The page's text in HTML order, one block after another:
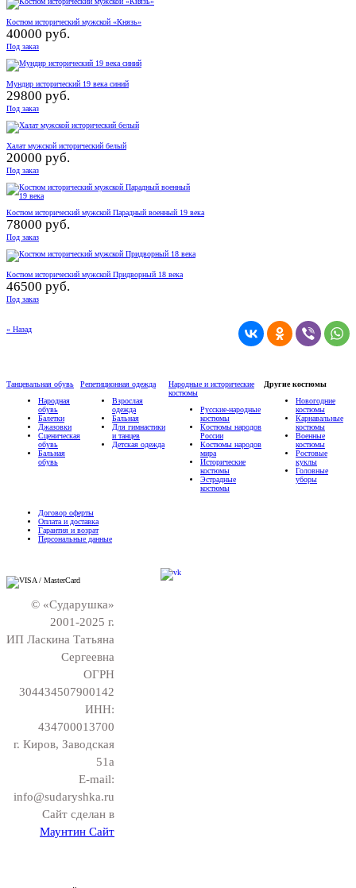
Костюм исторический мужской «Князь»
40000 руб.
Под заказ
Мундир исторический 19 века синий
29800 руб.
Под заказ
Халат мужской исторический белый
20000 руб.
Под заказ
Костюм исторический мужской Парадный военный 19 века
78000 руб.
Под заказ
Костюм исторический мужской Придворный 18 века
46500 руб.
Под заказ
« Назад
Танцевальная обувь
Народная
обувь
Балетки
Джазовки
Сценическая
обувь
Бальная
обувь
Репетиционная одежда
Взрослая
одежда
Бальная
Для гимнастики
и танцев
Детская одежда
Народные и исторические
костюмы
Русские-народные
костюмы
Костюмы народов
России
Костюмы народов
мира
Исторические
костюмы
Эстрадные
костюмы
Другие костюмы
Новогодние
костюмы
Карнавальные
костюмы
Военные
костюмы
Ростовые
куклы
Головные
уборы
Договор оферты
Оплата и доставка
Гарантия и возрат
Персональные данные
© «Сударушка»
2001-2025 г.
ИП Ласкина Татьяна
Сергеевна
ОГРН
304434507900142
ИНН:
434700013700
г. Киров, Заводская
51а
E-mail:
info@sudaryshka.ru
Сайт сделан в
Маунтин Сайт